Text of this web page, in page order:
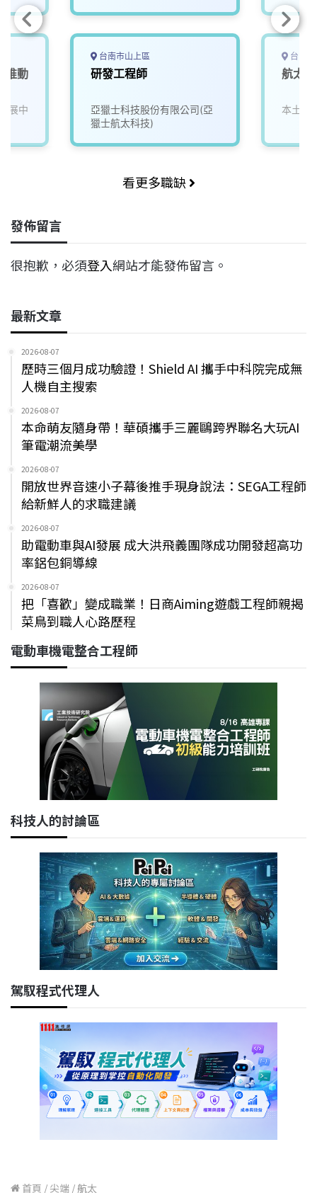
推動
展中
台南市山上區
研發工程師
亞獵士科技股份有限公司(亞
獵士航太科技)
台中
航太
本土股
看更多職缺
發佈留言
很抱歉，必須登入網站才能發佈留言。
最新文章
2026-08-07
歷時三個月成功驗證！Shield AI 攜手中科院完成無
人機自主搜索
2026-08-07
本命萌友隨身帶！華碩攜手三麗鷗跨界聯名大玩AI
筆電潮流美學
2026-08-07
開放世界音速小子幕後推手現身說法：SEGA工程師
給新鮮人的求職建議
2026-08-07
助電動車與AI發展 成大洪飛義團隊成功開發超高功
率鋁包銅導線
2026-08-07
把「喜歡」變成職業！日商Aiming遊戲工程師親揭
菜鳥到職人心路歷程
電動車機電整合工程師
科技人的討論區
駕馭程式代理人